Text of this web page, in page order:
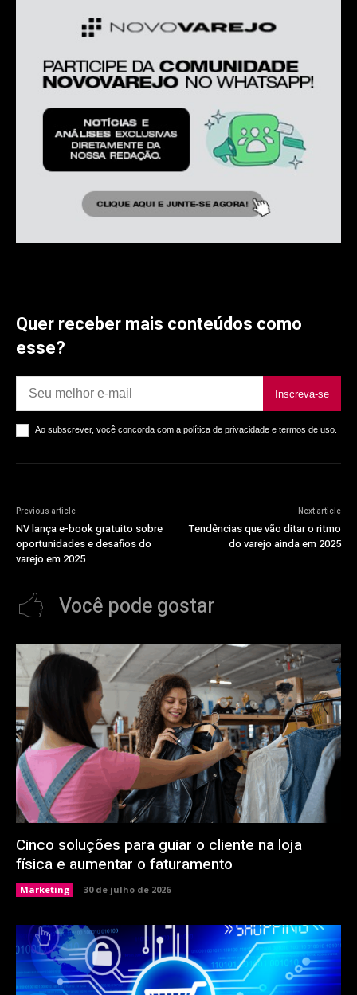
Quer receber mais conteúdos como
esse?
Inscreva-se
Ao subscrever, você concorda com a política de privacidade e termos de uso.
Previous article
NV lança e-book gratuito sobre
oportunidades e desafios do
varejo em 2025
Next article
Tendências que vão ditar o ritmo
do varejo ainda em 2025
Você pode gostar
Cinco soluções para guiar o cliente na loja
física e aumentar o faturamento
Marketing 30 de julho de 2026